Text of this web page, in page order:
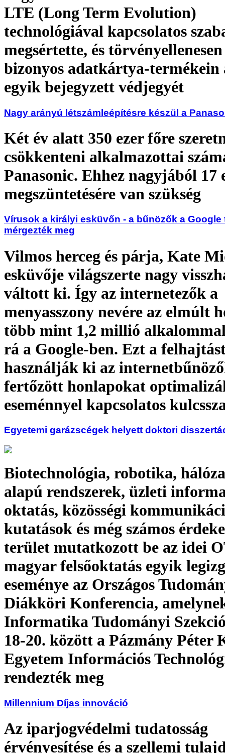
LTE (Long Term Evolution)
technológiával kapcsolatos
megsértette, és
bizonyos adatkártya-termékein
egyik bejegyzett védjegyét
Nagy arányú létszámleépítésre készül a
Két év alatt 350 ezer főre
csökkenteni alkalmazottai
Panasonic. Ehhez nagyjából 17
megszüntetésére van szükség
Vírusok a királyi esküvőn - a bűnözők a Google
mérgezték meg
Vilmos herceg és párja, Kate
esküvője világszerte nagy
váltott ki. Így az internetezők a
menyasszony nevére az elmúlt
több mint 1,2 millió
rá a Google-ben. Ezt a
használják ki az
fertőzött honlapokat
eseménnyel kapcsolatos
Egyetemi garázscégek helyett doktori
Biotechnológia, robotika,
alapú rendszerek, üzleti
oktatás, közösségi
kutatások és még számos
terület mutatkozott be az idei
magyar felsőoktatás egyik
eseménye az Országos
Diákköri Konferencia,
Informatika Tudományi
18-20. között a Pázmány Péter
Egyetem Információs
rendezték meg
Millennium Díjas innováció
Az iparjogvédelmi tudatosság
érvényesítése és a szellemi